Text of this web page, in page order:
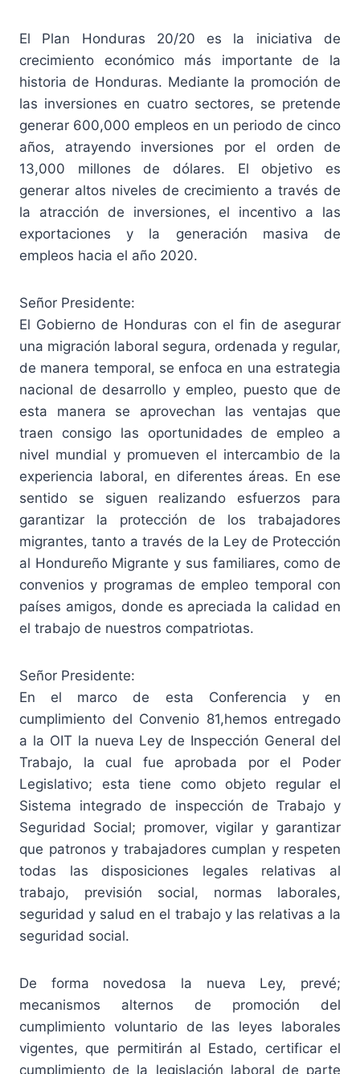
El Plan Honduras 20/20 es la iniciativa de
crecimiento económico más importante de la
historia de Honduras. Mediante la promoción de
las inversiones en cuatro sectores, se pretende
generar 600,000 empleos en un periodo de cinco
años, atrayendo inversiones por el orden de
13,000 millones de dólares. El objetivo es
generar altos niveles de crecimiento a través de
la atracción de inversiones, el incentivo a las
exportaciones y la generación masiva de
empleos hacia el año 2020.
Señor Presidente:
El Gobierno de Honduras con el fin de asegurar
una migración laboral segura, ordenada y regular,
de manera temporal, se enfoca en una estrategia
nacional de desarrollo y empleo, puesto que de
esta manera se aprovechan las ventajas que
traen consigo las oportunidades de empleo a
nivel mundial y promueven el intercambio de la
experiencia laboral, en diferentes áreas. En ese
sentido se siguen realizando esfuerzos para
garantizar la protección de los trabajadores
migrantes, tanto a través de la Ley de Protección
al Hondureño Migrante y sus familiares, como de
convenios y programas de empleo temporal con
países amigos, donde es apreciada la calidad en
el trabajo de nuestros compatriotas.
Señor Presidente:
En el marco de esta Conferencia y en
cumplimiento del Convenio 81,hemos entregado
a la OIT la nueva Ley de Inspección General del
Trabajo, la cual fue aprobada por el Poder
Legislativo; esta tiene como objeto regular el
Sistema integrado de inspección de Trabajo y
Seguridad Social; promover, vigilar y garantizar
que patronos y trabajadores cumplan y respeten
todas las disposiciones legales relativas al
trabajo, previsión social, normas laborales,
seguridad y salud en el trabajo y las relativas a la
seguridad social.
De forma novedosa la nueva Ley, prevé;
mecanismos alternos de promoción del
cumplimiento voluntario de las leyes laborales
vigentes, que permitirán al Estado, certificar el
cumplimiento de la legislación laboral de parte